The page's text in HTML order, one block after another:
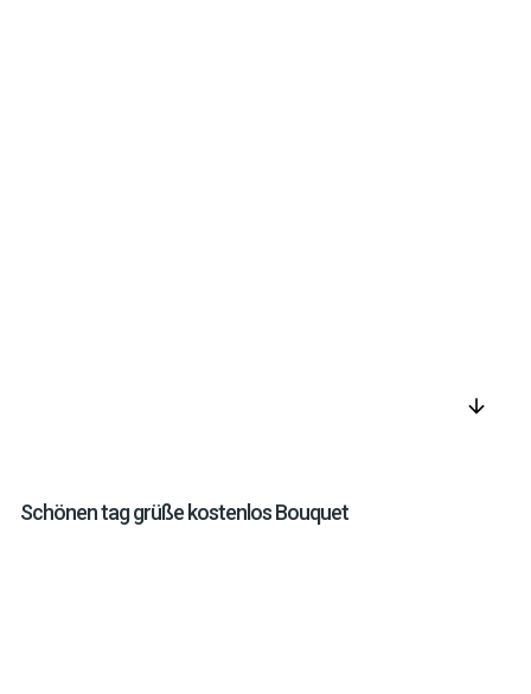
arrow_downward
Schönen tag grüße kostenlos Bouquet